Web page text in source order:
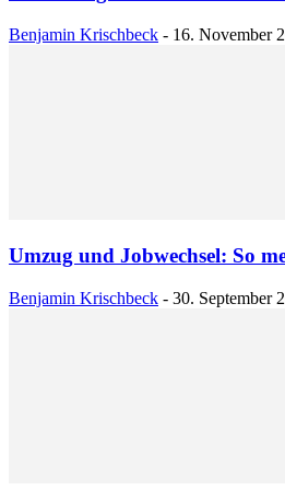
Benjamin Krischbeck - 16. November
Umzug und Jobwechsel: So
Benjamin Krischbeck - 30. September